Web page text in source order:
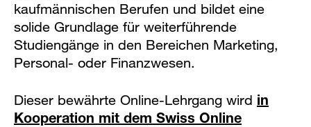
kaufmännischen Berufen und bildet eine
solide Grundlage für weiterführende
Studiengänge in den Bereichen Marketing,
Personal- oder Finanzwesen.
Dieser bewährte Online-Lehrgang wird in
Kooperation mit dem Swiss Online